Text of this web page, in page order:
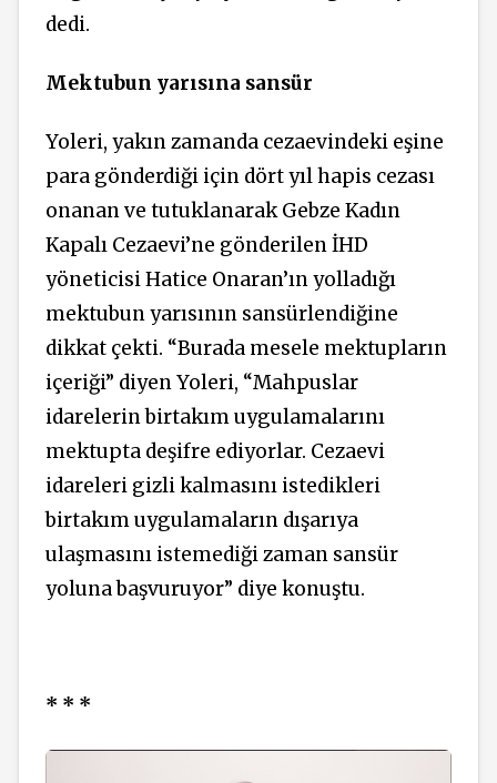
dedi.
Mektubun yarısına sansür
Yoleri, yakın zamanda cezaevindeki eşine
para gönderdiği için dört yıl hapis cezası
onanan ve tutuklanarak Gebze Kadın
Kapalı Cezaevi’ne gönderilen İHD
yöneticisi Hatice Onaran’ın yolladığı
mektubun yarısının sansürlendiğine
dikkat çekti. “Burada mesele mektupların
içeriği” diyen Yoleri, “Mahpuslar
idarelerin birtakım uygulamalarını
mektupta deşifre ediyorlar. Cezaevi
idareleri gizli kalmasını istedikleri
birtakım uygulamaların dışarıya
ulaşmasını istemediği zaman sansür
yoluna başvuruyor” diye konuştu.
* * *